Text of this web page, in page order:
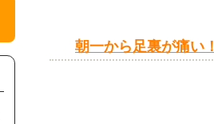
朝一から足裏が痛い！